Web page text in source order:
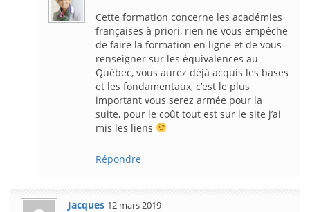
Cette formation concerne les académies
françaises à priori, rien ne vous empêche
de faire la formation en ligne et de vous
renseigner sur les équivalences au
Québec, vous aurez déjà acquis les bases
et les fondamentaux, c’est le plus
important vous serez armée pour la
suite, pour le coût tout est sur le site j’ai
mis les liens
Répondre
Jacques 12 mars 2019